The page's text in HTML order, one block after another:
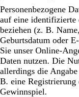
Personenbezogene
auf eine identifizierte
beziehen (z. B.
Geburtsdatum oder
Sie unser Online-
Daten nutzen. Die
allerdings die
B. eine Registrierung
Gewinnspiel.